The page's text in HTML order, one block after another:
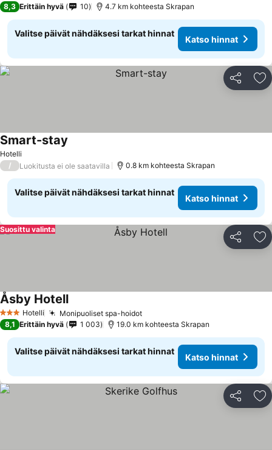
8,3 Erittäin hyvä 10 4.7 km kohteesta Skrapan
Valitse päivät nähdäksesi tarkat hinnat
Katso hinnat
Jaa
Hotelli
Smart-stay
/ Luokitusta ei ole saatavilla 0.8 km kohteesta Skrapan
Valitse päivät nähdäksesi tarkat hinnat
Katso hinnat
Jaa
Suosittu valinta
3 Tähtiluokitus
Hotelli Monipuoliset spa-hoidotKatso hinnat
Åsby HotellKatso hinnat
8,1 Erittäin hyvä 1 003 19.0 km kohteesta Skrapan
Valitse päivät nähdäksesi tarkat hinnat
Katso hinnat
Jaa